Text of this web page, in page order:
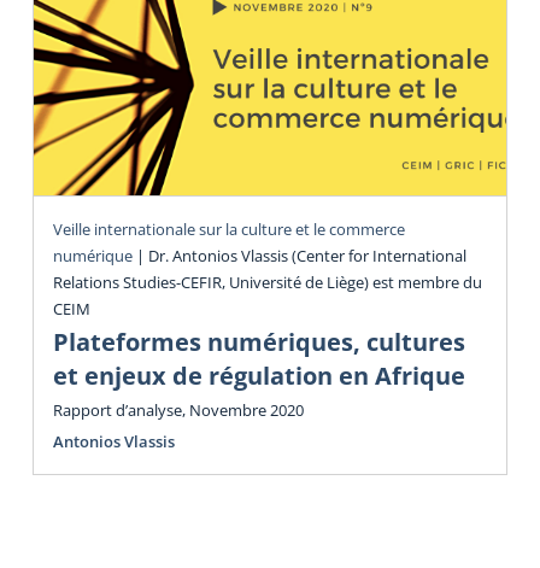
Veille internationale sur la culture et le commerce
numérique | Dr. Antonios Vlassis (Center for International
Relations Studies-CEFIR, Université de Liège) est membre du
CEIM
Plateformes numériques, cultures
et enjeux de régulation en Afrique
Rapport d’analyse, Novembre 2020
Antonios Vlassis